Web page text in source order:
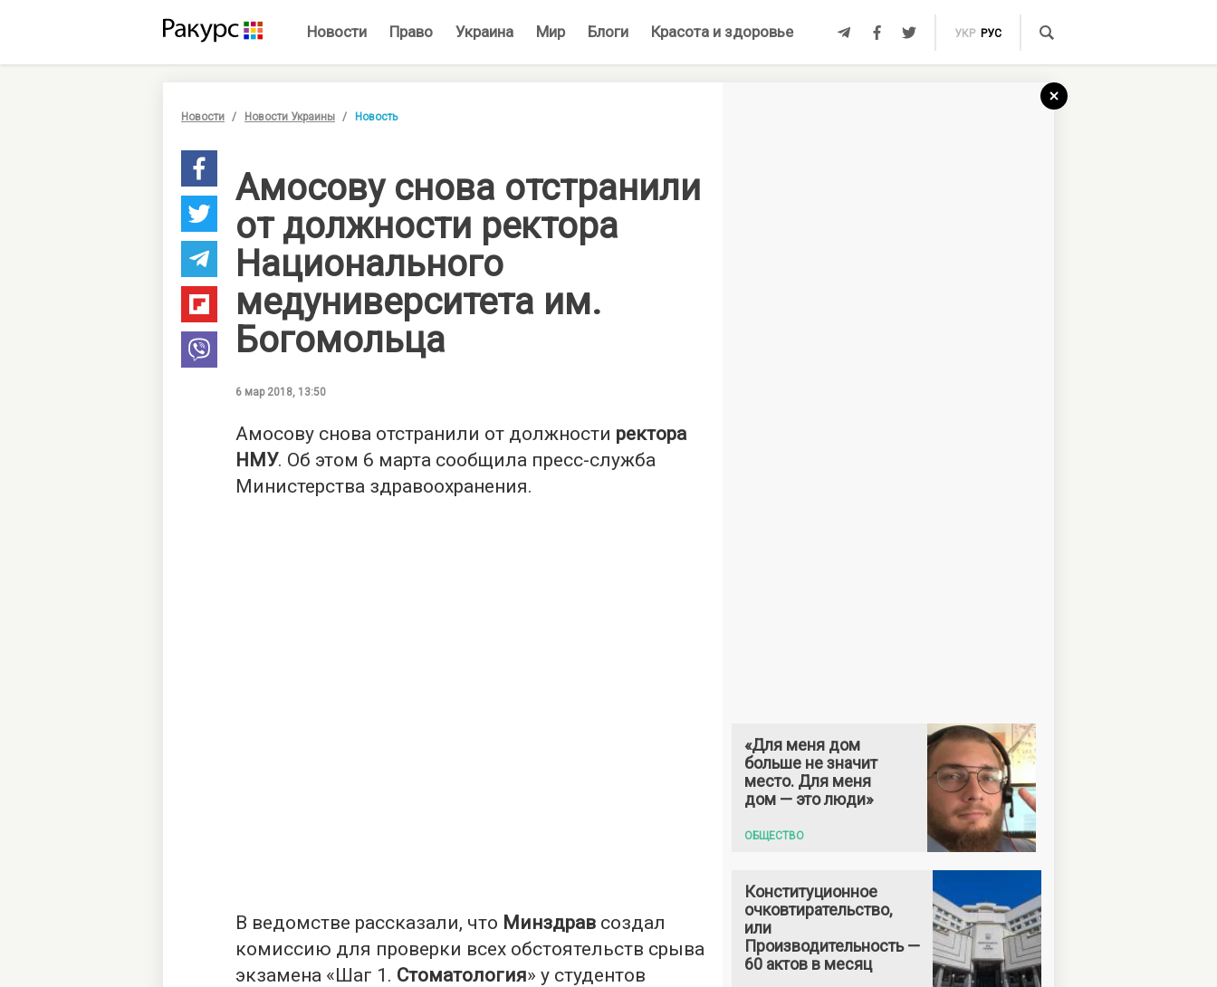
Новости Право Украина Мир Блоги Красота и здоровье УКР РУС
Новости Новости Украины Новость
Амосову снова отстранили
от должности ректора
Национального
медуниверситета им.
Богомольца
6 мар 2018, 13:50
Амосову снова отстранили от должности ректора
НМУ. Об этом 6 марта сообщила пресс-служба
Министерства здравоохранения.
В ведомстве рассказали, что Минздрав создал
комиссию для проверки всех обстоятельств срыва
экзамена «Шаг 1. Стоматология» у студентов
«Для меня дом
больше не значит
место. Для меня
дом — это люди»
ОБЩЕСТВО
Конституционное
очковтирательство,
или
Производительность —
60 актов в месяц